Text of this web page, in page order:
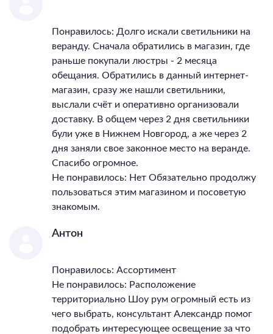
Понравилось: Долго искали светильники на
веранду. Сначала обратились в магазин, где
раньше покупали люстры - 2 месяца
обещания. Обратились в данный интернет-
магазин, сразу же нашли светильники,
выслали счёт и оперативно организовали
доставку. В общем через 2 дня светильники
були уже в Нижнем Новгород, а же через 2
дня заняли свое законное место на веранде.
Спасибо огромное.
Не понравилось: Нет Обязательно продолжу
пользоваться этим магазином и посоветую
знакомым.
Антон
Понравилось: Ассортимент
Не понравилось: Расположение
территориально Шоу рум огромный есть из
чего выбрать, консультант Александр помог
подобрать интересующее освещение за что